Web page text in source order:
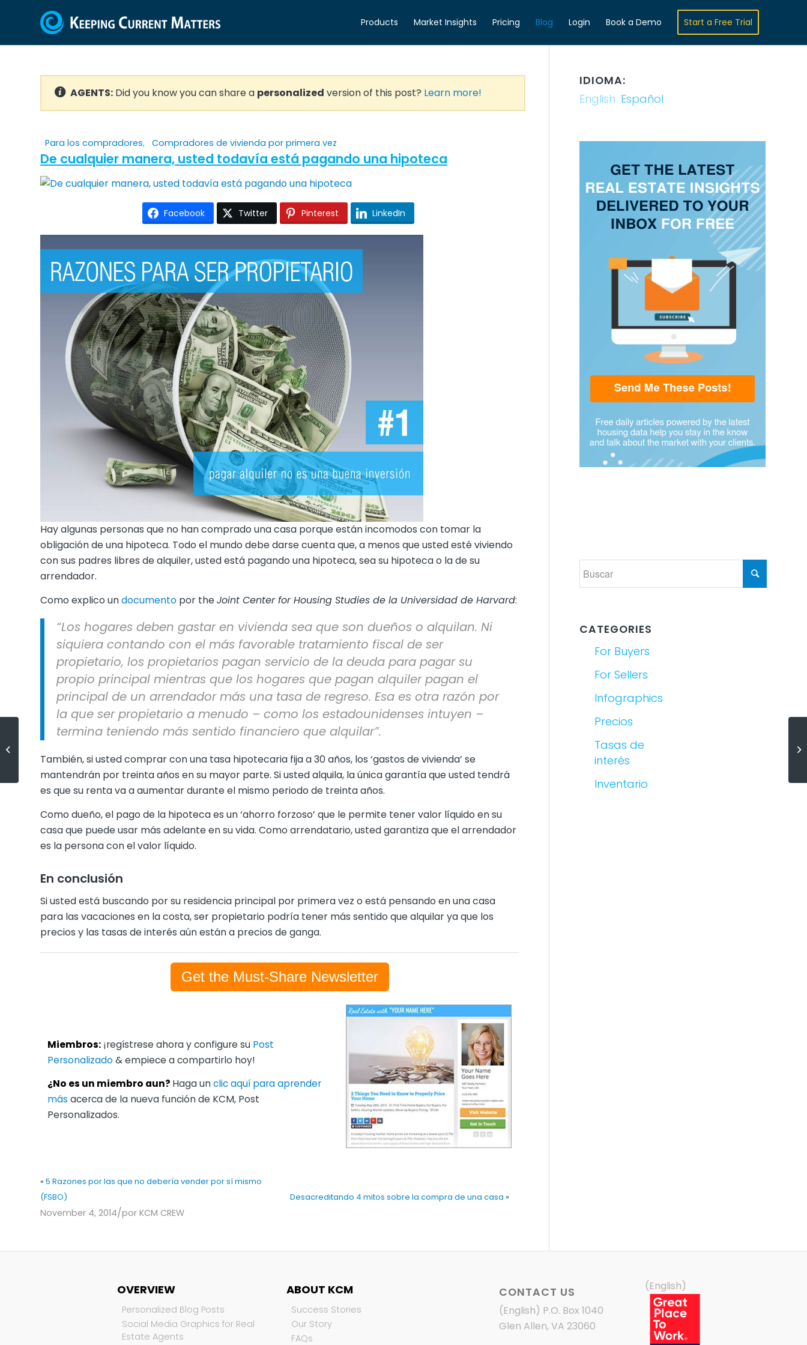
Products Market Insights Pricing Blog Login Book a Demo Start a Free Trial
AGENTS: Did you know you can share a personalized version of this post? Learn more!
Para los compradores, Compradores de vivienda por primera vez
De cualquier manera, usted todavía está pagando una hipoteca
Facebook Twitter Pinterest LinkedIn
Hay algunas personas que no han comprado una casa porque están incomodos con tomar la
obligación de una hipoteca. Todo el mundo debe darse cuenta que, a menos que usted esté viviendo
con sus padres libres de alquiler, usted está pagando una hipoteca, sea su hipoteca o la de su
arrendador.
Como explico undocumento por theJoint Center for Housing Studies de la Universidad de Harvard:
“Los hogares deben gastar en vivienda sea que son dueños o alquilan. Ni
siquiera contando con el más favorable tratamiento fiscal de ser
propietario, los propietarios pagan servicio de la deuda para pagar su
propio principal mientras que los hogares que pagan alquiler pagan el
principal de un arrendador más una tasa de regreso. Esa es otra razón por
la que ser propietario a menudo – como los estadounidenses intuyen –
termina teniendo más sentido financiero que alquilar”.
También, si usted comprar con una tasa hipotecaria fija a 30 años, los ‘gastos de vivienda’ se
mantendrán por treinta años en su mayor parte. Si usted alquila, la única garantía que usted tendrá
es que su renta va a aumentar durante el mismo periodo de treinta años.
Como dueño, el pago de la hipoteca es un ‘ahorro forzoso’ que le permite tener valor líquido en su
casa que puede usar más adelante en su vida. Como arrendatario, usted garantiza que el arrendador
es la persona con el valor líquido.
En conclusión
Si usted está buscando por su residencia principal por primera vez o está pensando en una casa
para las vacaciones en la costa, ser propietario podría tener más sentido que alquilar ya que los
precios y las tasas de interés aún están a precios de ganga.
Get the Must-Share Newsletter
Miembros: ¡regístrese ahora y configure su Post
Personalizado& empiece a compartirlo hoy!
¿No es un miembro aun? Haga unclic aquí para aprender
más acerca de la nueva función de KCM, Post
Personalizados.
« 5 Razones por las que no debería vender por sí mismo
(FSBO)
Desacreditando 4 mitos sobre la compra de una casa »
November 4, 2014/por KCM CREW
IDIOMA:
English Español
CATEGORIES
For Buyers
For Sellers
Infographics
Precios
Tasas de
interés
Inventario
OVERVIEW
Personalized Blog Posts
Social Media Graphics for Real
Estate Agents
ABOUT KCM
Success Stories
Our Story
FAQs
CONTACT US
(English) P.O. Box 1040
Glen Allen, VA 23060
(English)
5 Razones por las que no
(FSBO)